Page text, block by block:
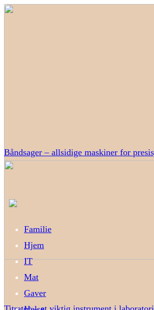
Båndsager – allsidige maskiner for
Familie
Hjem
IT
Mat
Gaver